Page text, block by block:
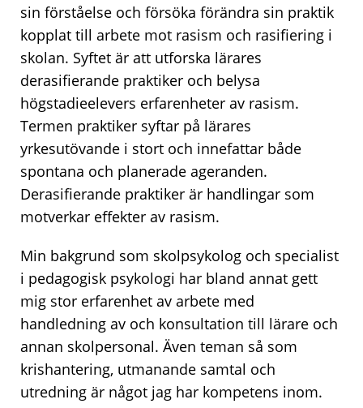
sin förståelse och försöka förändra sin praktik
kopplat till arbete mot rasism och rasifiering i
skolan. Syftet är att utforska lärares
derasifierande praktiker och belysa
högstadieelevers erfarenheter av rasism.
Termen praktiker syftar på lärares
yrkesutövande i stort och innefattar både
spontana och planerade ageranden.
Derasifierande praktiker är handlingar som
motverkar effekter av rasism.
Min bakgrund som skolpsykolog och specialist
i pedagogisk psykologi har bland annat gett
mig stor erfarenhet av arbete med
handledning av och konsultation till lärare och
annan skolpersonal. Även teman så som
krishantering, utmanande samtal och
utredning är något jag har kompetens inom.